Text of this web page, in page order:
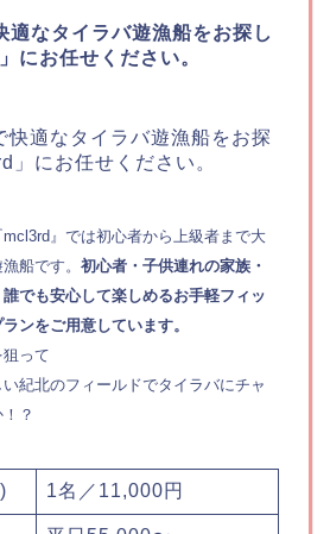
適なタイラバ遊漁船をお探し
にお任せください。
』では初心者から上級者まで大
船です。 初心者・子供連れの家族・
でも安心して楽しめるお手軽フィッ
ンをご用意しています。
って
紀北のフィールドでタイラバにチャ
？
1名／11,000円